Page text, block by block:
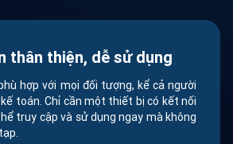
thân thiện, dễ sử dụng
hợp với mọi đối tượng, kể cả người
toán. Chỉ cần một thiết bị có kết nối
truy cập và sử dụng ngay mà không